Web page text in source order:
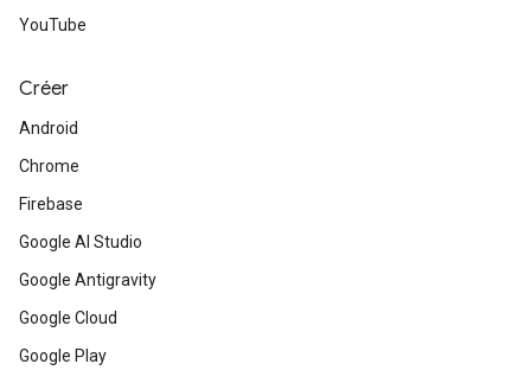
YouTube
Créer
Android
Chrome
Firebase
Google AI Studio
Google Antigravity
Google Cloud
Google Play